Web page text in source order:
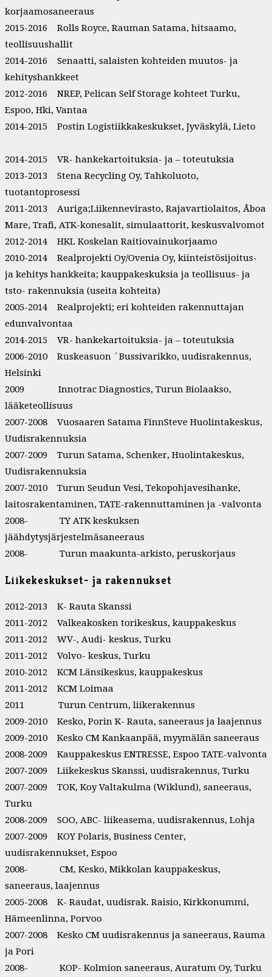
korjaamosaneeraus
2015-2016 Rolls Royce, Rauman Satama, hitsaamo,
teollisuushallit
2014-2016 Senaatti, salaisten kohteiden muutos- ja
kehityshankkeet
2012-2016 NREP, Pelican Self Storage kohteet Turku,
Espoo, Hki, Vantaa
2014-2015 Postin Logistiikkakeskukset, Jyväskylä, Lieto
2014-2015 VR- hankekartoituksia- ja – toteutuksia
2013-2013 Stena Recycling Oy, Tahkoluoto,
tuotantoprosessi
2011-2013 Auriga;Liikennevirasto, Rajavartiolaitos, Åboa
Mare, Trafi, ATK-konesalit, simulaattorit, keskusvalvomot
2012-2014 HKL Koskelan Raitiovainukorjaamo
2010-2014 Realprojekti Oy/Ovenia Oy, kiinteistösijoitus-
ja kehitys hankkeita; kauppakeskuksia ja teollisuus- ja
tsto- rakennuksia (useita kohteita)
2005-2014 Realprojekti; eri kohteiden rakennuttajan
edunvalvontaa
2014-2015 VR- hankekartoituksia- ja – toteutuksia
2006-2010 Ruskeasuon ´Bussivarikko, uudisrakennus,
Helsinki
2009 Innotrac Diagnostics, Turun Biolaakso,
lääketeollisuus
2007-2008 Vuosaaren Satama FinnSteve Huolintakeskus,
Uudisrakennuksia
2007-2009 Turun Satama, Schenker, Huolintakeskus,
Uudisrakennuksia
2007-2010 Turun Seudun Vesi, Tekopohjavesihanke,
laitosrakentaminen, TATE-rakennuttaminen ja -valvonta
2008- TY ATK keskuksen
jäähdytysjärjestelmäsaneeraus
2008- Turun maakunta-arkisto, peruskorjaus
Liikekeskukset- ja rakennukset
2012-2013 K- Rauta Skanssi
2011-2012 Valkeakosken torikeskus, kauppakeskus
2011-2012 WV-, Audi- keskus, Turku
2011-2012 Volvo- keskus, Turku
2010-2012 KCM Länsikeskus, kauppakeskus
2011-2012 KCM Loimaa
2011 Turun Centrum, liikerakennus
2009-2010 Kesko, Porin K- Rauta, saneeraus ja laajennus
2009-2010 Kesko CM Kankaanpää, myymälän saneeraus
2008-2009 Kauppakeskus ENTRESSE, Espoo TATE-valvonta
2007-2009 Liikekeskus Skanssi, uudisrakennus, Turku
2007-2009 TOK, Koy Valtakulma (Wiklund), saneeraus,
Turku
2008-2009 SOO, ABC- liikeasema, uudisrakennus, Lohja
2007-2009 KOY Polaris, Business Center,
uudisrakennukset, Espoo
2008- CM, Kesko, Mikkolan kauppakeskus,
saneeraus, laajennus
2005-2008 K- Raudat, uudisrak. Raisio, Kirkkonummi,
Hämeenlinna, Porvoo
2007-2008 Kesko CM uudisrakennus ja saneeraus, Rauma
ja Pori
2008- KOP- Kolmion saneeraus, Auratum Oy, Turku